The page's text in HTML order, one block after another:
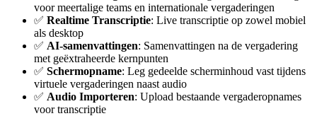
voor meertalige teams en internationale vergaderingen
✅ Realtime Transcriptie: Live transcriptie op zowel mobiel
als desktop
✅ AI-samenvattingen: Samenvattingen na de vergadering
met geëxtraheerde kernpunten
✅ Schermopname: Leg gedeelde scherminhoud vast tijdens
virtuele vergaderingen naast audio
✅ Audio Importeren: Upload bestaande vergaderopnames
voor transcriptie